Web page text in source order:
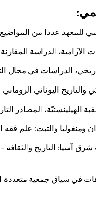
عددا من المواضيع
الآرامية، الدراسة
الدراسات في مجال
والتاريخ اليوناني
الهيلينستيّة، المصادر
ومنغوليا والتبت: علم
التاريخ والثقافة -
في سياق جمعية